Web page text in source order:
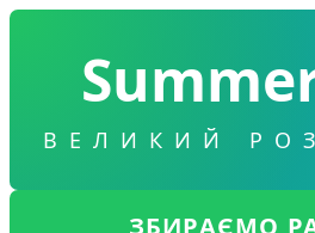
ВЕЛИКИЙ
ЗБИРАЄМО